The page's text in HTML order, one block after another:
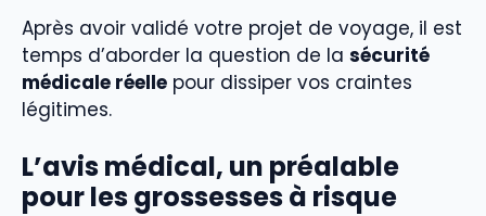
Après avoir validé votre projet de voyage, il est
temps d’aborder la question de la sécurité
médicale réelle pour dissiper vos craintes
légitimes.
L’avis médical, un préalable
pour les grossesses à risque